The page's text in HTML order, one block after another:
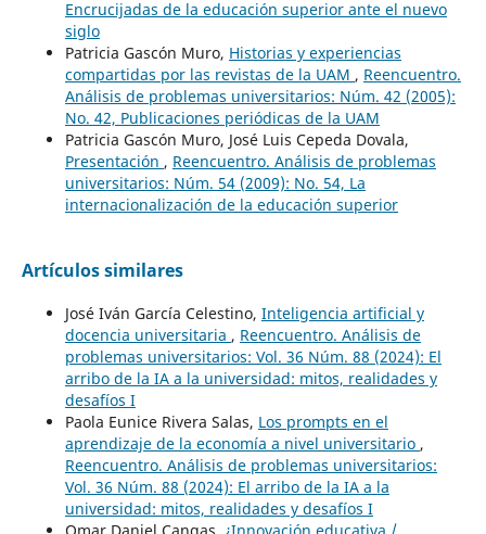
Encrucijadas de la educación superior ante el nuevo
siglo
Patricia Gascón Muro, Historias y experiencias
compartidas por las revistas de la UAM , Reencuentro.
Análisis de problemas universitarios: Núm. 42 (2005):
No. 42, Publicaciones periódicas de la UAM
Patricia Gascón Muro, José Luis Cepeda Dovala,
Presentación , Reencuentro. Análisis de problemas
universitarios: Núm. 54 (2009): No. 54, La
internacionalización de la educación superior
Artículos similares
José Iván García Celestino, Inteligencia artificial y
docencia universitaria , Reencuentro. Análisis de
problemas universitarios: Vol. 36 Núm. 88 (2024): El
arribo de la IA a la universidad: mitos, realidades y
desafíos I
Paola Eunice Rivera Salas, Los prompts en el
aprendizaje de la economía a nivel universitario ,
Reencuentro. Análisis de problemas universitarios:
Vol. 36 Núm. 88 (2024): El arribo de la IA a la
universidad: mitos, realidades y desafíos I
Omar Daniel Cangas, ¿Innovación educativa /